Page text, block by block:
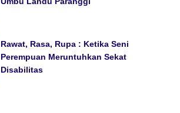
Rawat, Rasa, Rupa : Ketika Seni
Perempuan Meruntuhkan Sekat
Disabilitas